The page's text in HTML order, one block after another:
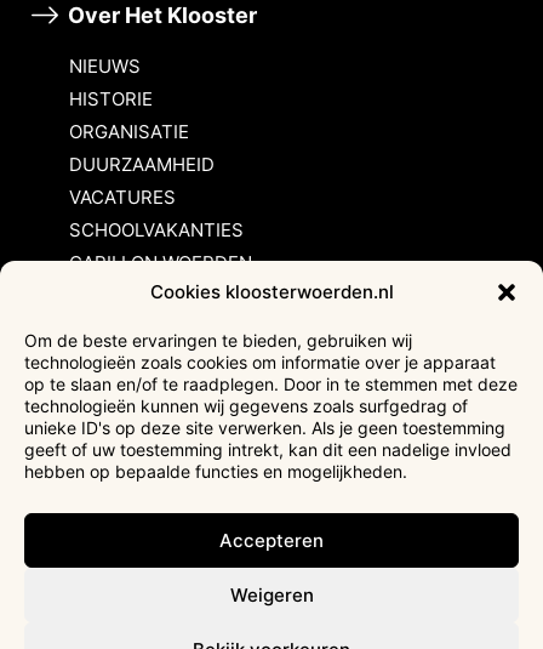
Cookies kloosterwoerden.nl
Om de beste ervaringen te bieden, gebruiken wij
technologieën zoals cookies om informatie over je apparaat
op te slaan en/of te raadplegen. Door in te stemmen met deze
technologieën kunnen wij gegevens zoals surfgedrag of
unieke ID's op deze site verwerken. Als je geen toestemming
geeft of uw toestemming intrekt, kan dit een nadelige invloed
hebben op bepaalde functies en mogelijkheden.
Accepteren
Weigeren
Over Het Klooster
NIEUWS
HISTORIE
ORGANISATIE
DUURZAAMHEID
VACATURES
SCHOOLVAKANTIES
CARILLON WOERDEN
Inschrijvingsvoorwaarden
Bezoekersvoorwaarden
Huurvoorwaarden
Privacyverklaring
Ticketverkoop